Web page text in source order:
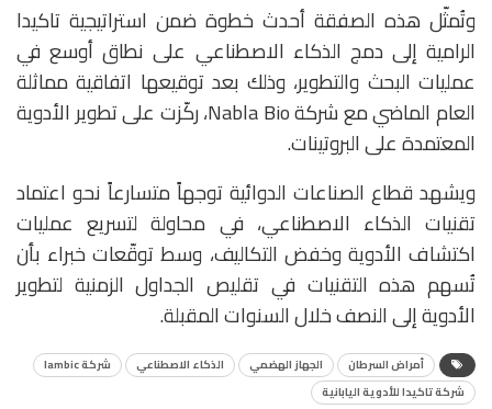
وتُمثّل هذه الصفقة أحدث خطوة ضمن استراتيجية تاكيدا
الرامية إلى دمج الذكاء الاصطناعي على نطاق أوسع في
عمليات البحث والتطوير، وذلك بعد توقيعها اتفاقية مماثلة
العام الماضي مع شركة Nabla Bio، ركّزت على تطوير الأدوية
المعتمدة على البروتينات.
ويشهد قطاع الصناعات الدوائية توجهاً متسارعاً نحو اعتماد
تقنيات الذكاء الاصطناعي، في محاولة لتسريع عمليات
اكتشاف الأدوية وخفض التكاليف، وسط توقّعات خبراء بأن
تُسهم هذه التقنيات في تقليص الجداول الزمنية لتطوير
الأدوية إلى النصف خلال السنوات المقبلة.
أمراض السرطان الجهاز الهضمي الذكاء الاصطناعي
شركة Iambic
شركة تاكيدا للأدوية اليابانية